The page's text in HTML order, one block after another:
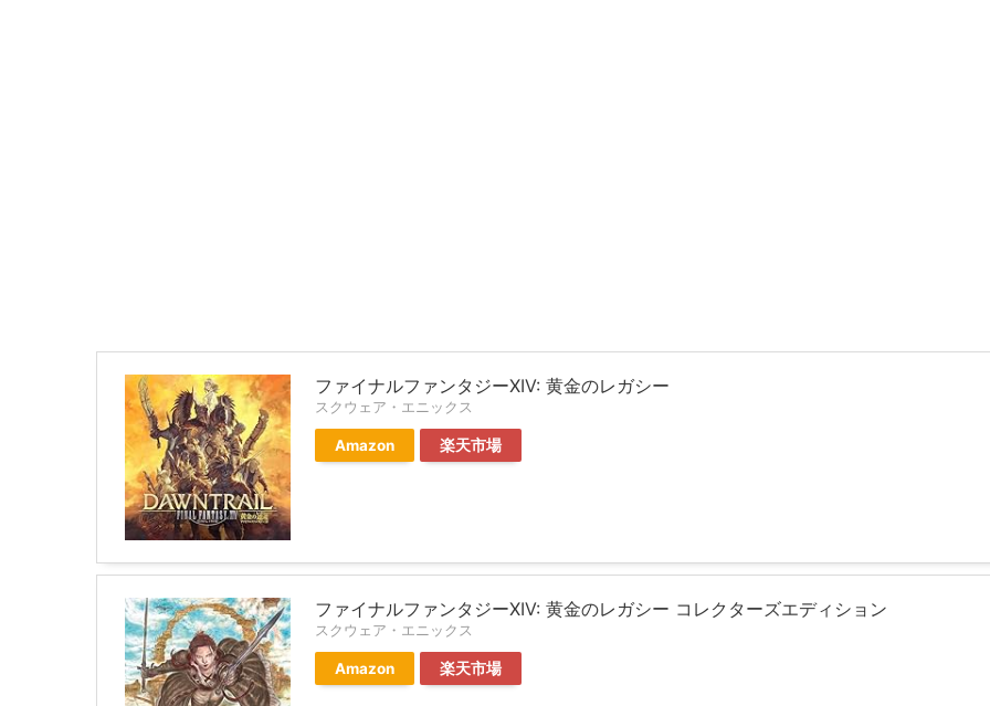
ファイナルファンタジーXIV: 黄金のレガシー
スクウェア・エニックス
Amazon 楽天市場
ファイナルファンタジーXIV: 黄金のレガシー コレクターズエディション
スクウェア・エニックス
Amazon 楽天市場